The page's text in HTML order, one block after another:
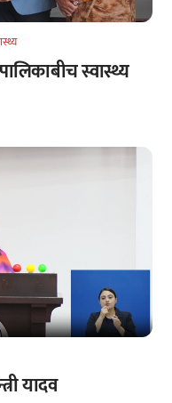
स्वास्थ्य
यादव